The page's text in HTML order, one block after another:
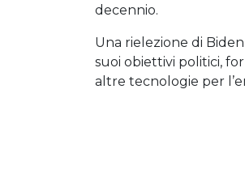
decennio.
Una rielezione di
suoi obiettivi politici,
altre tecnologie per